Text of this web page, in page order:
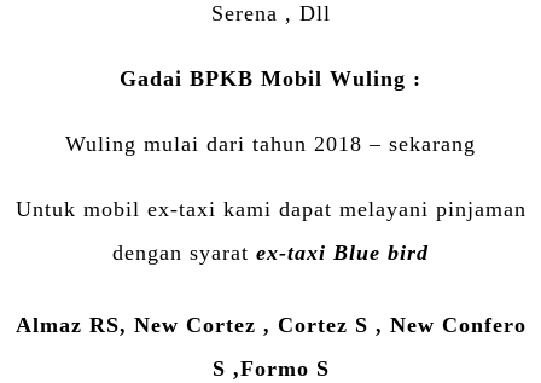
Serena , Dll
Gadai BPKB Mobil Wuling :
Wuling mulai dari tahun 2018 – sekarang
Untuk mobil ex-taxi kami dapat melayani pinjaman
dengan syarat ex-taxi Blue bird
Almaz RS, New Cortez , Cortez S , New Confero
S ,Formo S